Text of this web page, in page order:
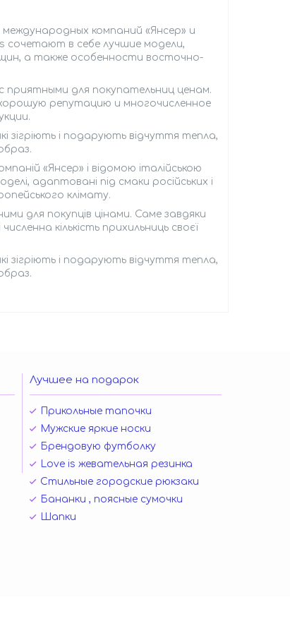
компаний «Янсер» и
сочетают в себе лучшие модели,
а также особенности восточно-
приятными для покупательниц ценам.
репутацию и многочисленное
зігріють і подарують відчуття тепла,
«Янсер» і відомою італійською
адаптовані під смаки російських і
клімату.
для покупців цінами. Саме завдяки
кількість прихильниць своєї
зігріють і подарують відчуття тепла,
Лучшее на подарок
Прикольные тапочки
Мужские яркие носки
Брендовую футболку
Love is жевательная резинка
Стильные городские рюкзаки
Бананки , поясные сумочки
Шапки